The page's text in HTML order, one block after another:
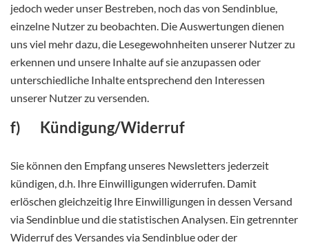
jedoch weder unser Bestreben, noch das von Sendinblue,
einzelne Nutzer zu beobachten. Die Auswertungen dienen
uns viel mehr dazu, die Lesegewohnheiten unserer Nutzer zu
erkennen und unsere Inhalte auf sie anzupassen oder
unterschiedliche Inhalte entsprechend den Interessen
unserer Nutzer zu versenden.
f) Kündigung/Widerruf
Sie können den Empfang unseres Newsletters jederzeit
kündigen, d.h. Ihre Einwilligungen widerrufen. Damit
erlöschen gleichzeitig Ihre Einwilligungen in dessen Versand
via Sendinblue und die statistischen Analysen. Ein getrennter
Widerruf des Versandes via Sendinblue oder der